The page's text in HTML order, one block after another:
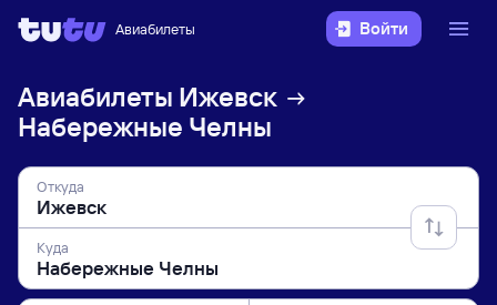
Авиабилеты Войти
Авиабилеты Ижевск
Набережные Челны
Откуда
Куда